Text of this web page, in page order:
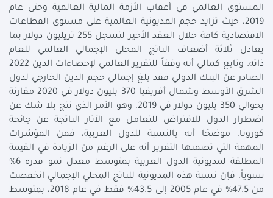
المستوى العالمي في أعقاب الأزمة المالية العالمية وحتى عام
2019، حيث تزايد حجم المديونية العالمية على مستوى القطاعات
الاقتصادية كافة خلال العقد الأخير لتسجل 255 تريليون دولار بما
يعادل ثلاثة أضعاف الناتج المحلي الإجمالي العالمي للعام
ذاته. وتابع كمالي أنه وفقاً للتقرير العالمي لإحصاءات الدين 2022
الصادر عن البنك الدولي فقد بلغ إجمالي حجم الدين الخارجي لدول
الشرق الأوسط وشمال أفريقيا 370 بليون دولار في 2020 مقارنة
بحوالي 350 بليون دولار في 2019، وهو الأمر الذي نتج بلا شك عن
اضطرار الدول للاقتراض للتعامل مع الآثار الناتجة عن جائحة
كورونا، موضحًا أنه بالنسبة للدول العربية، فمن المؤشرات
المهمة التي تضمنها التقرير أنه على الرغم من الزيادة في القيمة
المطلقة لمديونية الدول العربية بمتوسط معدل نمو قدره 6%
سنوياً، فإن نسبة هذه المديونية للناتج المحلي الإجمالي انخفضت
من 47.5% في عام 2005 إلى 43.5% فقط في عام 2018، بمتوسط